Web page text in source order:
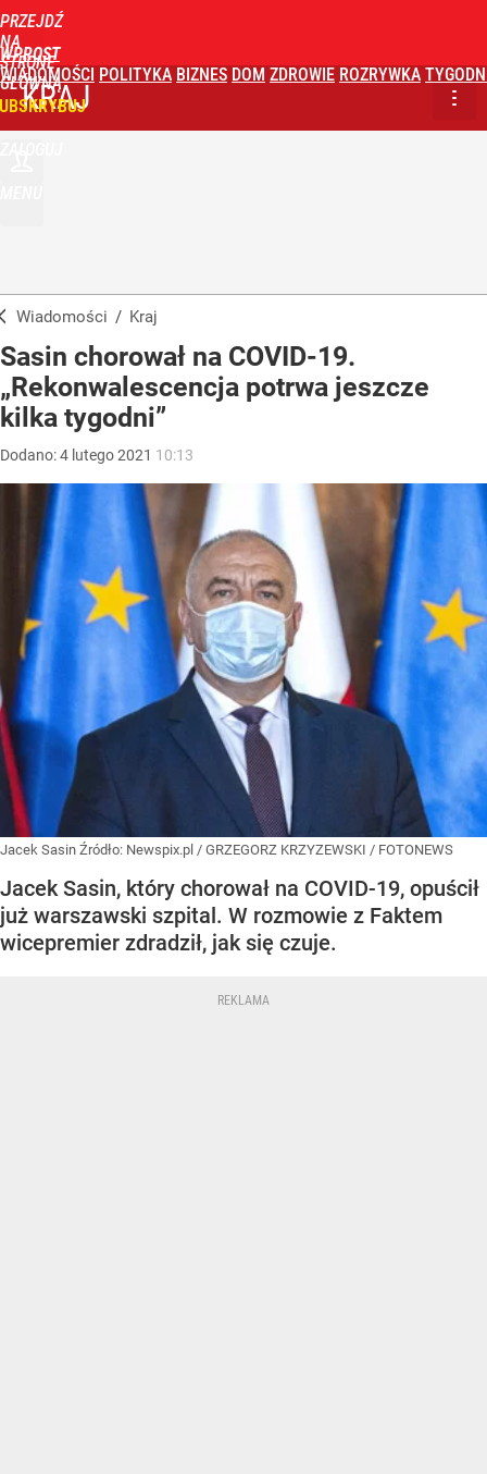
PRZEJDŹ
NA
STRONĘ
GŁÓWNĄ
WPROST
WIADOMOŚCI POLITYKA BIZNES DOM ZDROWIE ROZRYWKA
KRAJ
Wiadomości / Kraj
Sasin chorował na COVID-19.
„Rekonwalescencja potrwa jeszcze
kilka tygodni”
Dodano:4 lutego2021 10:13
Jacek Sasin Źródło: Newspix.pl / GRZEGORZ KRZYZEWSKI / FOTONEWS
Jacek Sasin, który chorował na COVID-19, opuścił
już warszawski szpital. W rozmowie z Faktem
wicepremier zdradził, jak się czuje.